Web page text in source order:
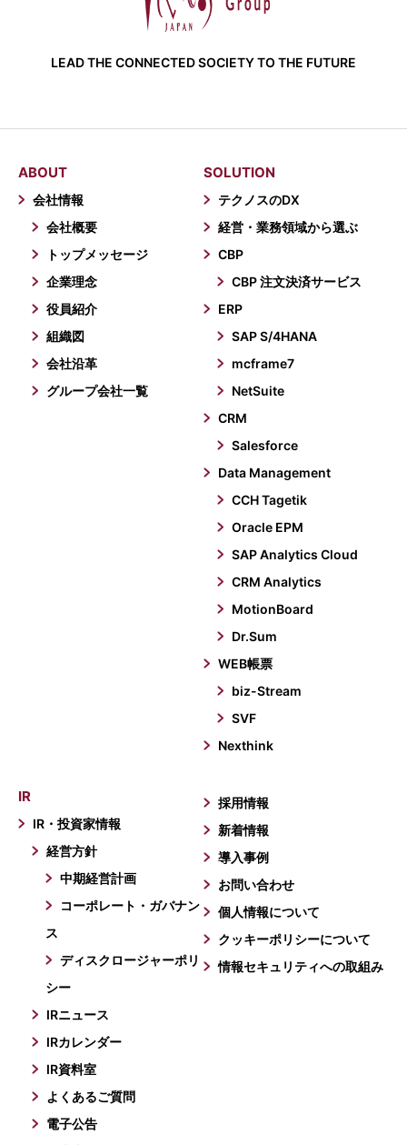
LEAD THE CONNECTED SOCIETY TO THE FUTURE
ABOUT
会社情報
会社概要
トップメッセージ
企業理念
役員紹介
組織図
会社沿革
グループ会社一覧
SOLUTION
テクノスのDX
経営・業務領域から選ぶ
CBP
CBP 注文決済サービス
ERP
SAP S/4HANA
mcframe7
NetSuite
CRM
Salesforce
Data Management
CCH Tagetik
Oracle EPM
SAP Analytics Cloud
CRM Analytics
MotionBoard
Dr.Sum
WEB帳票
biz-Stream
SVF
Nexthink
IR
IR・投資家情報
経営方針
中期経営計画
コーポレート・ガバナン
ス
ディスクロージャーポリ
シー
IRニュース
IRカレンダー
IR資料室
よくあるご質問
電子公告
採用情報
新着情報
導入事例
お問い合わせ
個人情報について
クッキーポリシーについて
情報セキュリティへの取組み